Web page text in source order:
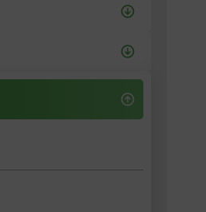
havonta kétszer,
havonta kétszer,
havonta kétszer,